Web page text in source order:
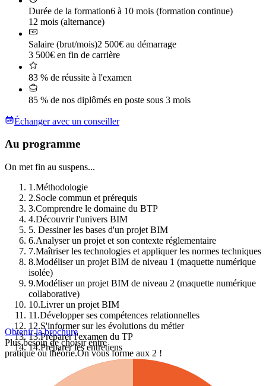
Durée de la formation6 à 10 mois (formation continue)
12 mois (alternance)
Salaire (brut/mois)2 500€ au démarrage
3 500€ en fin de carrière
83 % de réussite à l'examen
85 % de nos diplômés en poste sous 3 mois
Échanger avec un conseiller
Au programme
On met fin au suspens...
1 .Méthodologie
2.Socle commun et prérequis
3.Comprendre le domaine du BTP
4.Découvrir l'univers BIM
5. Dessiner les bases d'un projet BIM
6.Analyser un projet et son contexte réglementaire
7.Maîtriser les technologies et appliquer les normes techniques
8.Modéliser un projet BIM de niveau 1 (maquette numérique
isolée)
9.Modéliser un projet BIM de niveau 2 (maquette numérique
collaborative)
10.Livrer un projet BIM
11 .Développer ses compétences relationnelles
12.S'informer sur les évolutions du métier
13.Préparer l'examen du TP
14.Préparer les entretiens
Obtenir la brochure
Plus besoin de choisir entre
pratique ou théorie.On vous forme aux 2 !